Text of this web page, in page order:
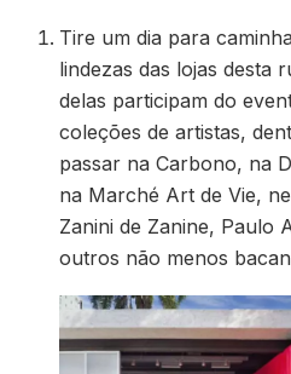
Tire um dia para
lindezas das lojas desta
delas participam do
coleções de artistas,
passar na Carbono, na
na Marché Art de Vie,
Zanini de Zanine, Paulo
outros não menos